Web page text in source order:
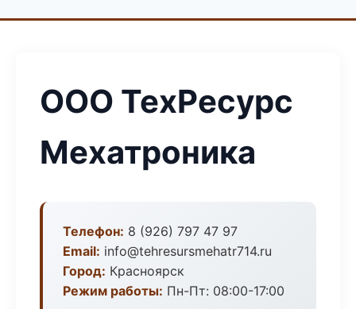
ООО ТехРесурс
Мехатроника
Телефон: 8 (926) 797 47 97
Email: info@tehresursmehatr714.ru
Город: Красноярск
Режим работы: Пн-Пт: 08:00-17:00